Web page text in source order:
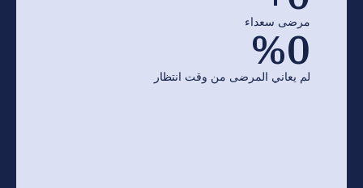
مرضى سعداء
لم يعاني المرضى من وقت انتظار
0
%